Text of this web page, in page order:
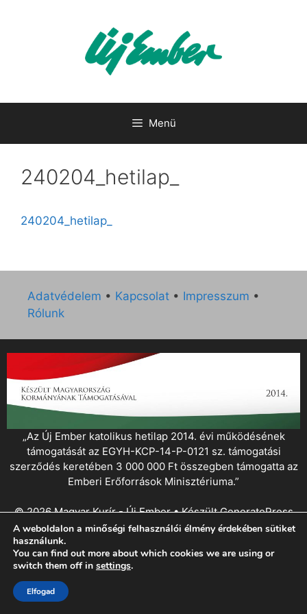
Menü
240204_hetilap_
240204_hetilap_
Adatvédelem • Kapcsolat • Impresszum •
Rólunk
„Az Új Ember katolikus hetilap 2014. évi működésének
támogatását az EGYH-KCP-14-P-0121 sz. támogatási
szerződés keretében 3 000 000 Ft összegben támogatta az
Emberi Erőforrások Minisztériuma.”
© 2026 Magyar Kurír - Új Ember• KészültGeneratePress
A weboldalon a minőségi felhasználói élmény érdekében sütiket
használunk.
You can find out more about which cookies we are using or
switch them off in settings.
Elfogad